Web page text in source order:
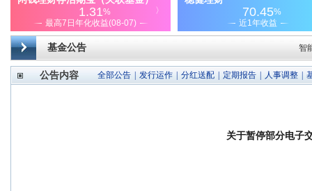
基金公告 智
公告内容 全部公告 发行运作 分红送配 定期报告 人事调整
关于暂停部分电子